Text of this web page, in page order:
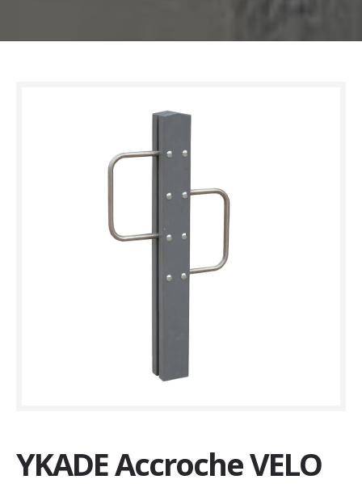
YKADE Accroche VELO